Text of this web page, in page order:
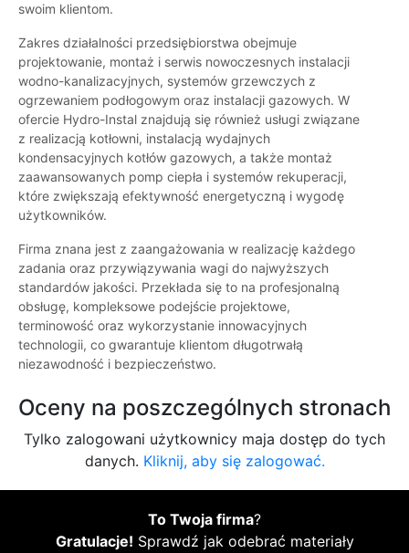
swoim klientom.
Zakres działalności przedsiębiorstwa obejmuje
projektowanie, montaż i serwis nowoczesnych instalacji
wodno-kanalizacyjnych, systemów grzewczych z
ogrzewaniem podłogowym oraz instalacji gazowych. W
ofercie Hydro-Instal znajdują się również usługi związane
z realizacją kotłowni, instalacją wydajnych
kondensacyjnych kotłów gazowych, a także montaż
zaawansowanych pomp ciepła i systemów rekuperacji,
które zwiększają efektywność energetyczną i wygodę
użytkowników.
Firma znana jest z zaangażowania w realizację każdego
zadania oraz przywiązywania wagi do najwyższych
standardów jakości. Przekłada się to na profesjonalną
obsługę, kompleksowe podejście projektowe,
terminowość oraz wykorzystanie innowacyjnych
technologii, co gwarantuje klientom długotrwałą
niezawodność i bezpieczeństwo.
Oceny na poszczególnych stronach
Tylko zalogowani użytkownicy maja dostęp do tych
danych. Kliknij, aby się zalogować.
To Twoja firma?
Gratulacje! Sprawdź jak odebrać materiały